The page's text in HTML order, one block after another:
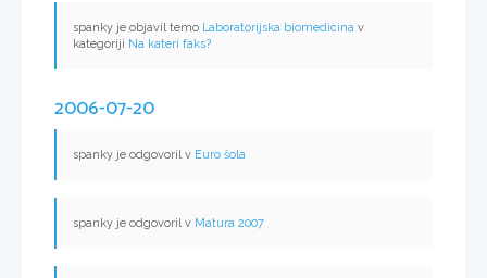
spanky je objavil temo Laboratorijska biomedicina v
kategoriji Na kateri faks?
2006-07-20
spanky je odgovoril v Euro šola
spanky je odgovoril v Matura 2007